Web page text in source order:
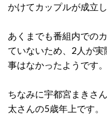
かけてカップルが成立し
あくまでも番組内での
ていないため、2人が実
事はなかったようです。
ちなみに宇都宮まきさ
太さんの5歳年上です。